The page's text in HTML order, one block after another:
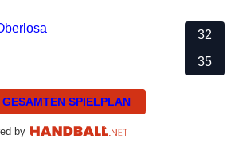
32
35
SPIELPLAN
by